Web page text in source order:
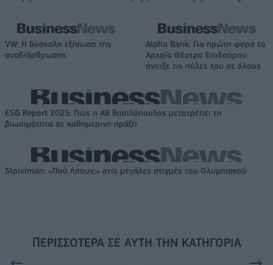
VW: Η δύσκολη εξίσωση της
αναδιάρθρωσης
Alpha Bank: Για πρώτη φορά το
Αρχαίο Θέατρο Επιδαύρου
άνοιξε τις πύλες του σε όλους
ESG Report 2025: Πώς η ΑΒ Βασιλόπουλος μετατρέπει τη
βιωσιμότητα σε καθημερινή πράξη
Stoiximan: «Πού ήσουν;» στις μεγάλες στιγμές του Ολυμπιακού
ΠΕΡΙΣΣΌΤΕΡΑ ΣΕ ΑΥΤΉ ΤΗΝ ΚΑΤΗΓΟΡΊΑ